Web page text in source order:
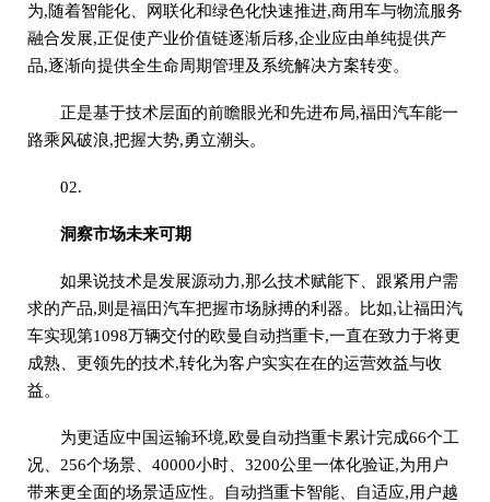
为,随着智能化、网联化和绿色化快速推进,商用车与物流服务
融合发展,正促使产业价值链逐渐后移,企业应由单纯提供产
品,逐渐向提供全生命周期管理及系统解决方案转变。
正是基于技术层面的前瞻眼光和先进布局,福田汽车能一
路乘风破浪,把握大势,勇立潮头。
02.
洞察市场未来可期
如果说技术是发展源动力,那么技术赋能下、跟紧用户需
求的产品,则是福田汽车把握市场脉搏的利器。比如,让福田汽
车实现第1098万辆交付的欧曼自动挡重卡,一直在致力于将更
成熟、更领先的技术,转化为客户实实在在的运营效益与收
益。
为更适应中国运输环境,欧曼自动挡重卡累计完成66个工
况、256个场景、40000小时、3200公里一体化验证,为用户
带来更全面的场景适应性。自动挡重卡智能、自适应,用户越